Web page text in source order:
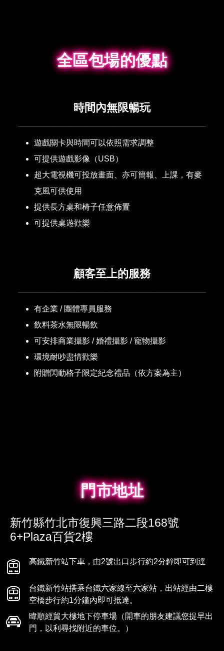
全區包場的優點
全區包場的優點
時間內無限暢玩
遊戲關卡與時間可以依照需求調整
可提供遊戲影像（USB）
超大電視機可投放畫面、亦可簡報、上課，有麥
克風可供使用
提供長方桌和椅子任意佈置
可提供桌遊歡樂
顧客至上的服務
有企業 / 團體專員服務
飲料茶水無限暢飲
可安排商業攝影 / 婚禮攝影 / 寵物攝影
環境耐吵盡情歡樂
附贈閃動格子限定紀念禮品（依方案為主）
門市地址
門市地址
新竹縣竹北市復興三路二段168號
6+Plaza百貨2樓
高鐵新竹站下車，由2號出口步行約2分鐘即可到達
台鐵新竹站搭乘台鐵六家線至六家站，出站經由二樓
空橋步行約1分鐘內即可抵達。
暐順經貿大樓地下停車場（開車的朋友建議您提早出
門，以利尋找附近的車位。）